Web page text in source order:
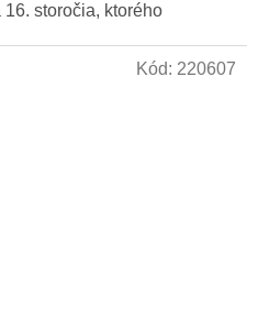
storočia, ktorého
Kód: 220607